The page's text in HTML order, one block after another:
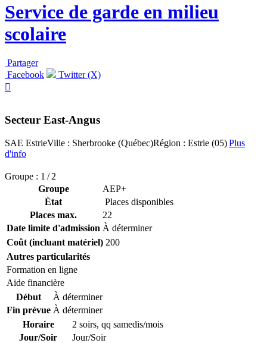
Service de garde en milieu
scolaire
Partager
Facebook
Twitter (X)

Secteur East-Angus
SAE EstrieVille : Sherbrooke (Québec)Région : Estrie (05)Plus
d'info
Groupe : 1 / 2
Groupe
AEP+
État
Places disponibles
Places max.
22
Date limite d'admission À déterminer
Coût (incluant matériel) 200
Autres particularités
Formation en ligne
Aide financière
Début
À déterminer
Fin prévue À déterminer
Horaire
2 soirs, qq samedis/mois
Jour/Soir
Jour/Soir